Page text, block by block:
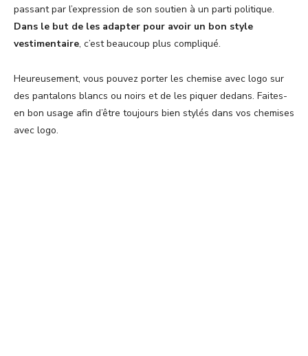
passant par l’expression de son soutien à un parti politique.
Dans le but de les adapter pour avoir un bon style
vestimentaire, c’est beaucoup plus compliqué.
Heureusement, vous pouvez porter les chemise avec logo sur
des pantalons blancs ou noirs et de les piquer dedans. Faites-
en bon usage afin d’être toujours bien stylés dans vos chemises
avec logo.